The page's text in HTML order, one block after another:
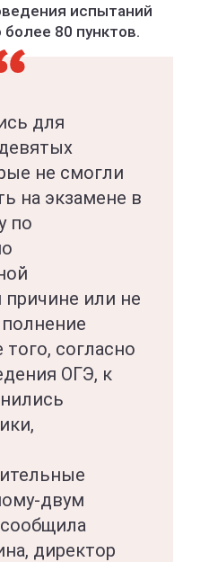
испытаний
80 пунктов.
для
не смогли
на экзамене в
по
или не
согласно
ОГЭ, к
двум
директор